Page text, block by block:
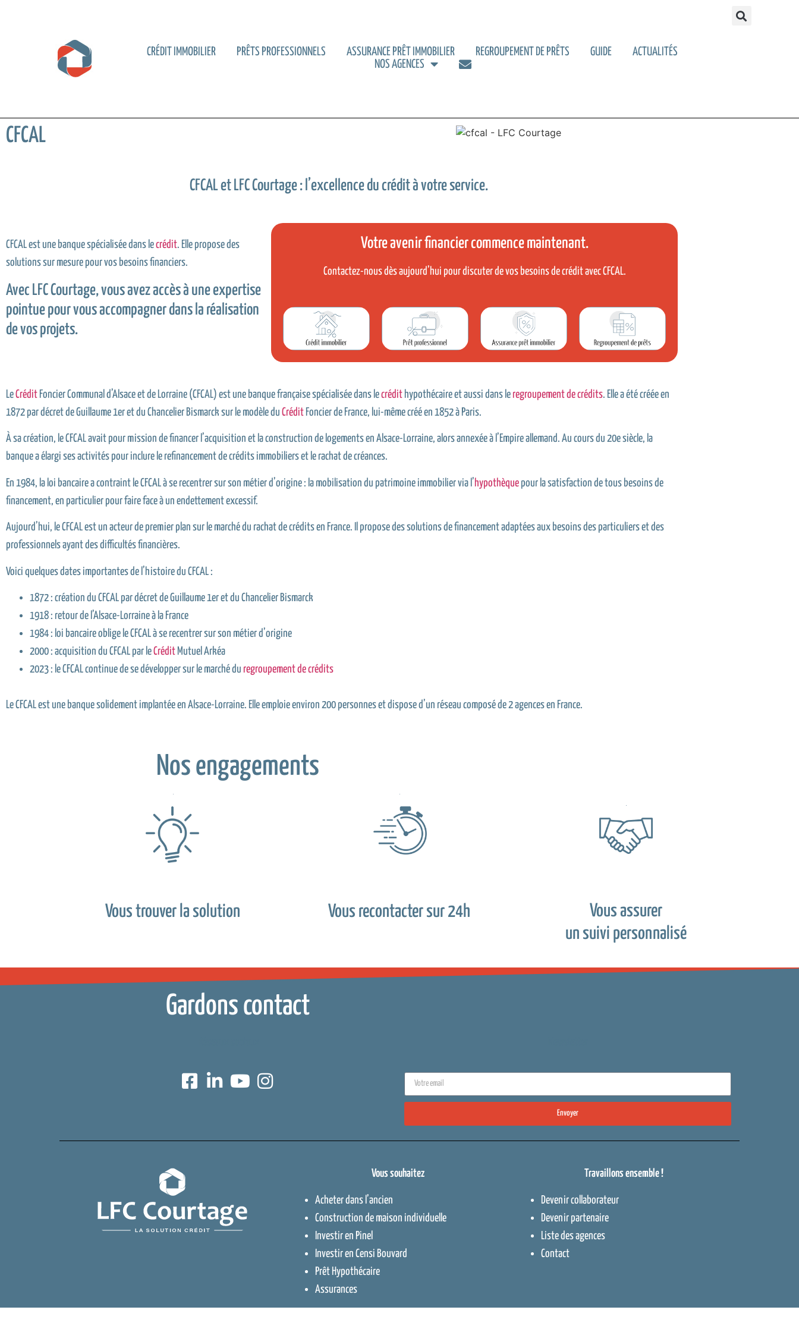
CRÉDIT IMMOBILIER PRÊTS PROFESSIONNELS ASSURANCE PRÊT IMMOBILIER REGROUPEMENT DE PRÊTS GUIDE
ACTUALITÉS
NOS AGENCES
CFCAL
CFCAL et LFC Courtage : l’excellence du crédit à votre service.
CFCAL est une banque spécialisée dans lecrédit. Elle propose des
solutions sur mesure pour vos besoins financiers.
Avec LFC Courtage, vous avez accès à une expertise
pointue pour vous accompagner dans la réalisation
de vos projets.
Votre avenir financier commence maintenant.
Contactez-nous dès aujourd’hui pour discuter de vos besoins decréditavec CFCAL.
LeCrédit Foncier Communal d’Alsace et de Lorraine (CFCAL) est une banque française spécialisée dans lecrédit hypothécaire et aussi dans le regroupement de crédits. Elle a été créée en
1872 par décret de Guillaume 1er et du Chancelier Bismarck sur le modèle du Crédit Foncier de France, lui-même créé en 1852 à Paris.
À sa création, le CFCAL avait pour mission de financer l’acquisition et la construction de logements en Alsace-Lorraine, alors annexée à l’Empire allemand. Au cours du 20e siècle, la
banque a élargi ses activités pour inclure le refinancement de crédits immobiliers et le rachat de créances.
En 1984, la loi bancaire a contraint le CFCAL à se recentrer sur son métier d’origine : la mobilisation du patrimoine immobilier via l’hypothèque pour la satisfaction de tous besoins de
financement, en particulier pour faire face à un endettement excessif.
Aujourd’hui, le CFCAL est un acteur de premier plan sur le marché du rachat de crédits en France. Il propose des solutions de financement adaptées aux besoins des particuliers et des
professionnels ayant des difficultés financières.
Voici quelques dates importantes de l’histoire du CFCAL :
1872 : création du CFCAL par décret de Guillaume 1er et du Chancelier Bismarck
1918 : retour de l’Alsace-Lorraine à la France
1984 : loi bancaire oblige le CFCAL à se recentrer sur son métier d’origine
2000 : acquisition du CFCAL par leCrédit Mutuel Arkéa
2023 : le CFCAL continue de se développer sur le marché du regroupement de crédits
Le CFCAL est une banque solidement implantée en Alsace-Lorraine. Elle emploie environ 200 personnes et dispose d’un réseau composé de 2 agences en France.
Nos engagements
Vous trouver la solution Vous recontacter sur 24h
Vous assurer
un suivi personnalisé
Gardons contact
Envoyer
Vous souhaitez
Acheter dans l’ancien
Construction de maison individuelle
Investir en Pinel
Investir en Censi Bouvard
Prêt Hypothécaire
Assurances
Travaillons ensemble !
Devenir collaborateur
Devenir partenaire
Liste des agences
Contact